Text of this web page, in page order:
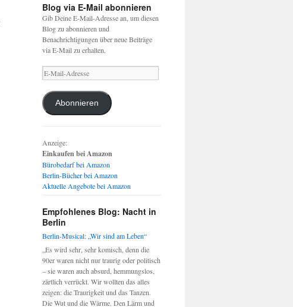
Blog via E-Mail abonnieren
Gib Deine E-Mail-Adresse an, um diesen
Blog zu abonnieren und
Benachrichtigungen über neue Beiträge
via E-Mail zu erhalten.
E-
Mail-
Adresse
Abonnieren
Anzeige:
Einkaufen bei Amazon
Bürobedarf bei Amazon
Berlin-Bücher bei Amazon
Aktuelle Angebote bei Amazon
Empfohlenes Blog: Nacht in
Berlin
Berlin-Musical: „Wir sind am Leben“
„Es wird sehr, sehr komisch, denn die
90er waren nicht nur traurig oder politisch
– sie waren auch absurd, hemmungslos,
zärtlich verrückt. Wir wollten das alles
zeigen: die Traurigkeit und das Tanzen.
Die Wut und die Wärme. Den Lärm und